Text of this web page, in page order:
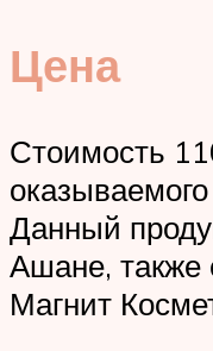
Цена
Стоимость
Данный
Ашане, также
Магнит